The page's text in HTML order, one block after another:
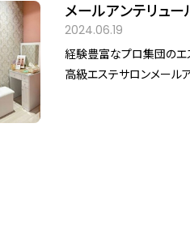
の「ヒトプラセンタ幹細
ています。 本当に
メールアンテリュ
2024.06.19
経験豊富なプロ集団のエ
高級エステサロンメールアンテリ
きな窓もあり開放的な待合